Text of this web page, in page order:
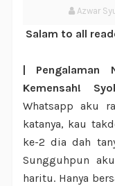
Azwar
Salam to all
| Pengalaman
Kemensah!
Whatsapp aku
katanya, kau
ke-2 dia dah
Sungguhpun
haritu. Hanya